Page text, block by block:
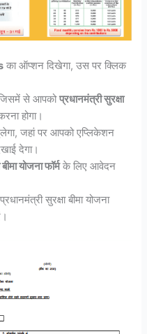
का ऑप्शन दिखेगा, उस पर क्लिक
जिसमें से आपकोप्रधानमंत्री सुरक्षा
होगा।
जहां पर आपको एप्लिकेशन
देगा।
योजना फॉर्मके लिए आवेदन
सुरक्षा बीमा योजना